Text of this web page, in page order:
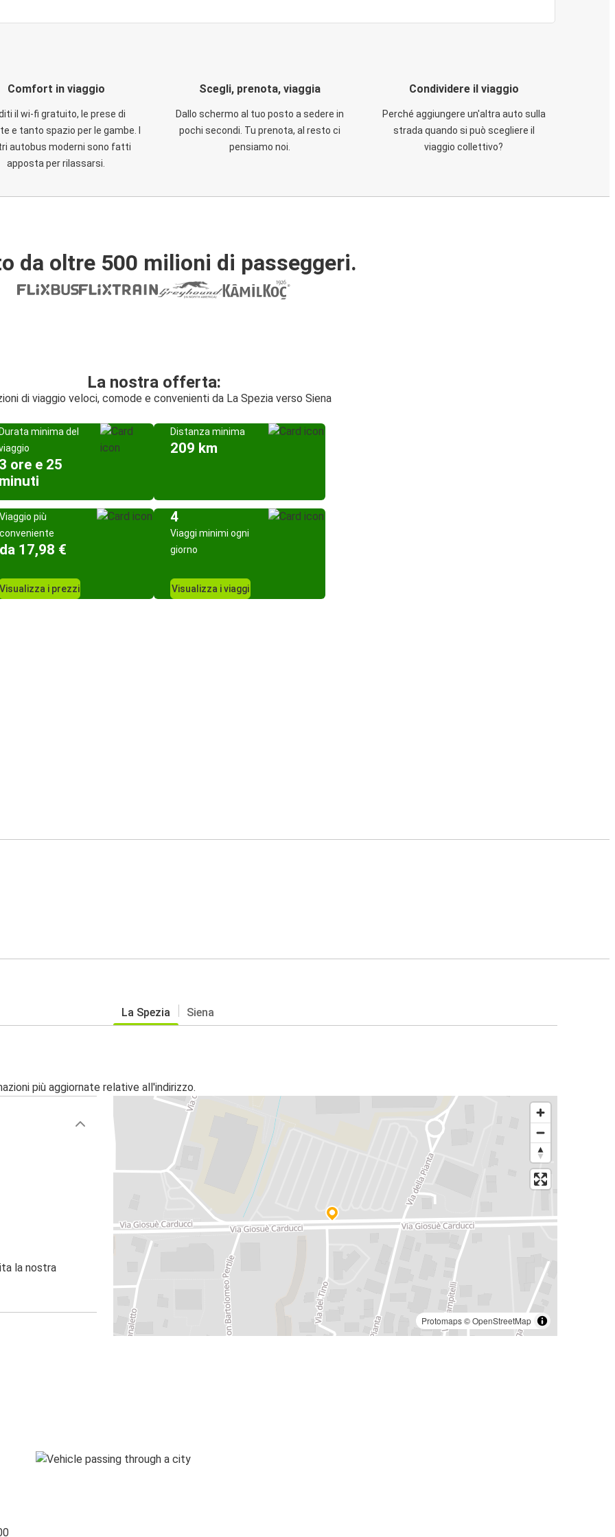
Comfort in viaggio
il wi-fi gratuito, le prese di
e tanto spazio per le gambe. I
autobus moderni sono fatti
apposta per rilassarsi.
Scegli, prenota, viaggia
Dallo schermo al tuo posto a sedere in
pochi secondi. Tu prenota, al resto ci
pensiamo noi.
Condividere il viaggio
Perché aggiungere un'altra auto sulla
strada quando si può scegliere il
viaggio collettivo?
da oltre 500 milioni di passeggeri.
La nostra offerta:
di viaggio veloci, comode e convenienti da La Spezia verso Siena
Durata minima del
3 ore e 25
minuti
Distanza minima
209 km
Viaggio più
conveniente
da 17,98 €
Visualizza i prezzi
4
Viaggi minimi ogni
giorno
Visualizza i viaggi
La Spezia Siena
più aggiornate relative all'indirizzo.
Protomaps©OpenStreetMap
la nostra